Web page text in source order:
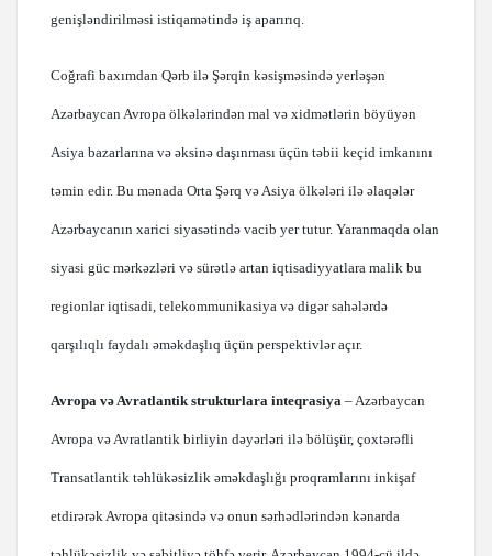
genişləndirilməsi istiqamətində iş aparırıq.
Coğrafi baxımdan Qərb ilə Şərqin kəsişməsində yerləşən
Azərbaycan Avropa ölkələrindən mal və xidmətlərin böyüyən
Asiya bazarlarına və əksinə daşınması üçün təbii keçid imkanını
təmin edir. Bu mənada Orta Şərq və Asiya ölkələri ilə əlaqələr
Azərbaycanın xarici siyasətində vacib yer tutur. Yaranmaqda olan
siyasi güc mərkəzləri və sürətlə artan iqtisadiyyatlara malik bu
regionlar iqtisadi, telekommunikasiya və digər sahələrdə
qarşılıqlı faydalı əməkdaşlıq üçün perspektivlər açır.
Avropa və Avratlantik strukturlara inteqrasiya – Azərbaycan
Avropa və Avratlantik birliyin dəyərləri ilə bölüşür, çoxtərəfli
Transatlantik təhlükəsizlik əməkdaşlığı proqramlarını inkişaf
etdirərək Avropa qitəsində və onun sərhədlərindən kənarda